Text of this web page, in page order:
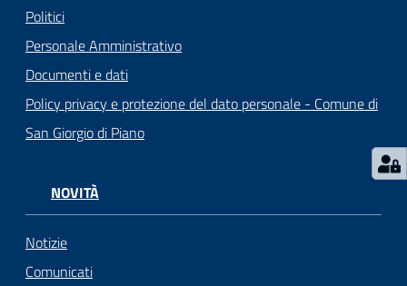
Tutti
gli
argomenti...
Politici
Personale Amministrativo
Documenti e dati
Policy privacy e protezione del dato personale - Comune di
San Giorgio di Piano
NOVITÀ
Notizie
Comunicati